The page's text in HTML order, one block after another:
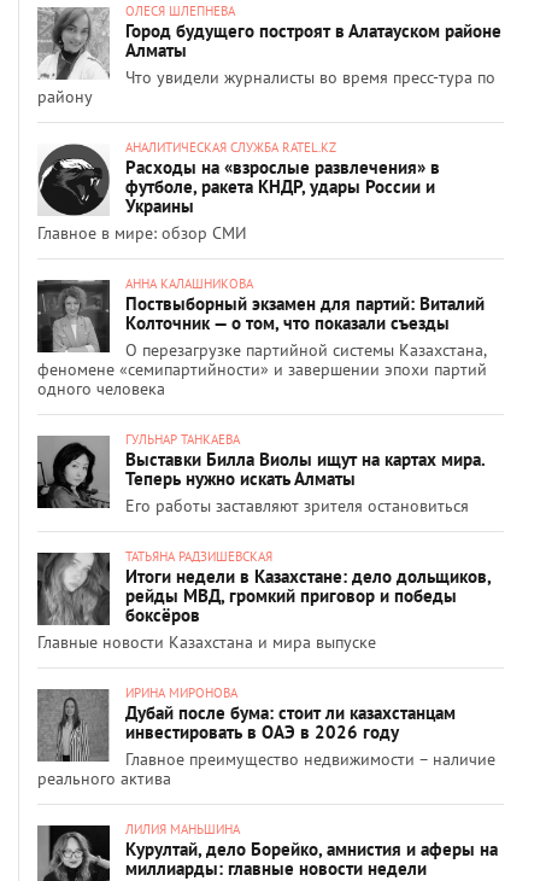
ОЛЕСЯ ШЛЕПНЕВА
Город будущего построят в Алатауском районе
Алматы
Что увидели журналисты во время пресс-тура по
району
АНАЛИТИЧЕСКАЯ СЛУЖБА RATEL.KZ
Расходы на «взрослые развлечения» в
футболе, ракета КНДР, удары России и
Украины
Главное в мире: обзор СМИ
АННА КАЛАШНИКОВА
Поствыборный экзамен для партий: Виталий
Колточник — о том, что показали съезды
О перезагрузке партийной системы Казахстана,
феномене «семипартийности» и завершении эпохи партий
одного человека
ГУЛЬНАР ТАНКАЕВА
Выставки Билла Виолы ищут на картах мира.
Теперь нужно искать Алматы
Его работы заставляют зрителя остановиться
ТАТЬЯНА РАДЗИШЕВСКАЯ
Итоги недели в Казахстане: дело дольщиков,
рейды МВД, громкий приговор и победы
боксёров
Главные новости Казахстана и мира выпуске
ИРИНА МИРОНОВА
Дубай после бума: стоит ли казахстанцам
инвестировать в ОАЭ в 2026 году
Главное преимущество недвижимости – наличие
реального актива
ЛИЛИЯ МАНЬШИНА
Курултай, дело Борейко, амнистия и аферы на
миллиарды: главные новости недели